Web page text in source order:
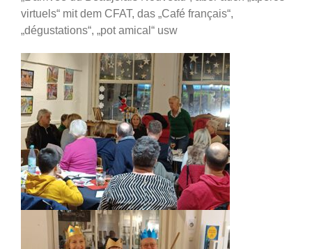
virtuels“ mit dem CFAT, das „Café français“,
„dégustations“, „pot amical“ usw